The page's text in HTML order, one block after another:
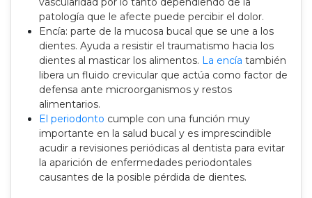
patología que le afecte puede percibir el dolor.
Encía: parte de la mucosa bucal que se une a los
dientes. Ayuda a resistir el traumatismo hacia los
dientes al masticar los alimentos. La encía también
libera un fluido crevicular que actúa como factor de
defensa ante microorganismos y restos
alimentarios.
El periodonto cumple con una función muy
importante en la salud bucal y es imprescindible
acudir a revisiones periódicas al dentista para evitar
la aparición de enfermedades periodontales
causantes de la posible pérdida de dientes.